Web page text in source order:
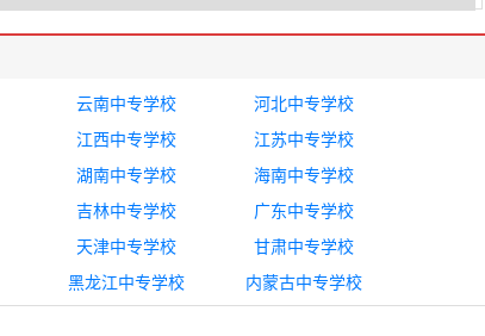
云南中专学校
河北中专学校
江西中专学校
江苏中专学校
湖南中专学校
海南中专学校
吉林中专学校
广东中专学校
天津中专学校
甘肃中专学校
黑龙江中专学校 内蒙古中专学校